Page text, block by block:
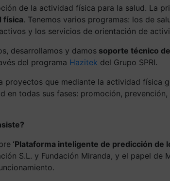
de la actividad física para la salud. La
física. Tenemos varios programas: los de
y los servicios de orientación de
desarrollamos y damos soporte técnico
del programa Hazitek del Grupo SPRI.
proyectos que mediante la actividad física
todas sus fases: promoción,
‘Plataforma inteligente de predicción de
S.L. y Fundación Miranda, y el papel